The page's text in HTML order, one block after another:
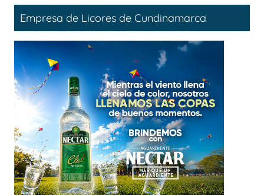
Empresa de Licores de Cundinamarca